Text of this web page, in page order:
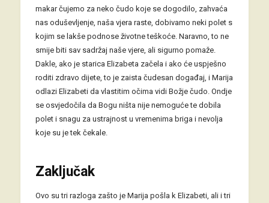
makar čujemo za neko čudo koje se dogodilo, zahvaća
nas oduševljenje, naša vjera raste, dobivamo neki polet s
kojim se lakše podnose životne teškoće. Naravno, to ne
smije biti sav sadržaj naše vjere, ali sigurno pomaže.
Dakle, ako je starica Elizabeta začela i ako će uspješno
roditi zdravo dijete, to je zaista čudesan događaj, i Marija
odlazi Elizabeti da vlastitim očima vidi Božje čudo. Ondje
se osvjedočila da Bogu ništa nije nemoguće te dobila
polet i snagu za ustrajnost u vremenima briga i nevolja
koje su je tek čekale.
Zaključak
Ovo su tri razloga zašto je Marija pošla k Elizabeti, ali i tri